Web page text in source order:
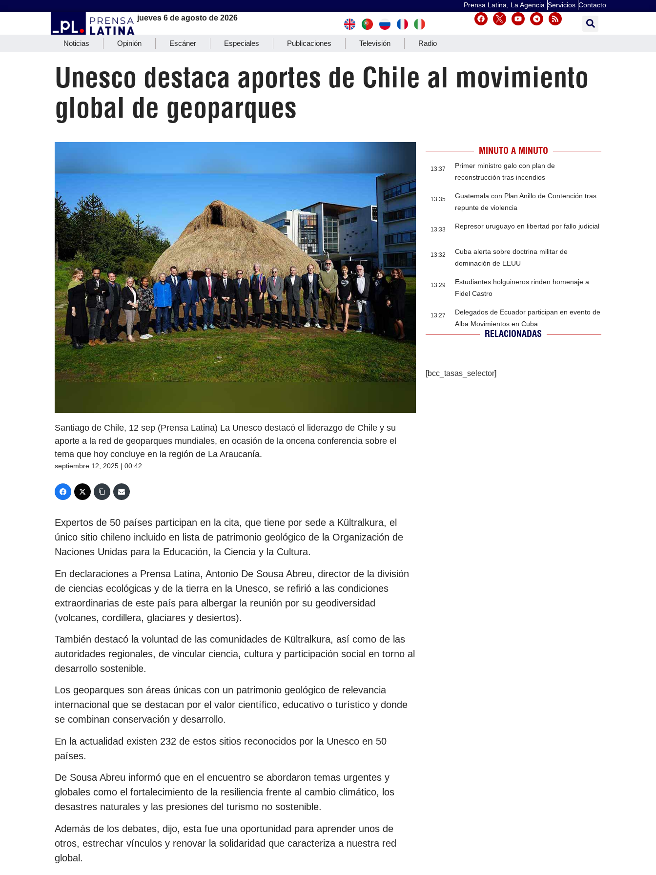
Prensa Latina, La Agencia Servicios Contacto
jueves 6 de agosto de 2026
Noticias Opinión Escáner Especiales Publicaciones Televisión Radio
Unesco destaca aportes de Chile al movimiento
global de geoparques
Santiago de Chile, 12 sep (Prensa Latina) La Unesco destacó el liderazgo de Chile y su
aporte a la red de geoparques mundiales, en ocasión de la oncena conferencia sobre el
tema que hoy concluye en la región de La Araucanía.
septiembre 12, 2025 | 00:42
Expertos de 50 países participan en la cita, que tiene por sede a Kültralkura, el
único sitio chileno incluido en lista de patrimonio geológico de la Organización de
Naciones Unidas para la Educación, la Ciencia y la Cultura.
En declaraciones a Prensa Latina, Antonio De Sousa Abreu, director de la división
de ciencias ecológicas y de la tierra en la Unesco, se refirió a las condiciones
extraordinarias de este país para albergar la reunión por su geodiversidad
(volcanes, cordillera, glaciares y desiertos).
También destacó la voluntad de las comunidades de Kültralkura, así como de las
autoridades regionales, de vincular ciencia, cultura y participación social en torno al
desarrollo sostenible.
Los geoparques son áreas únicas con un patrimonio geológico de relevancia
internacional que se destacan por el valor científico, educativo o turístico y donde
se combinan conservación y desarrollo.
En la actualidad existen 232 de estos sitios reconocidos por la Unesco en 50
países.
De Sousa Abreu informó que en el encuentro se abordaron temas urgentes y
globales como el fortalecimiento de la resiliencia frente al cambio climático, los
desastres naturales y las presiones del turismo no sostenible.
Además de los debates, dijo, esta fue una oportunidad para aprender unos de
otros, estrechar vínculos y renovar la solidaridad que caracteriza a nuestra red
global.
MINUTO A MINUTO
13:37
Primer ministro galo con plan de
reconstrucción tras incendios
13:35
Guatemala con Plan Anillo de Contención tras
repunte de violencia
13:33 Represor uruguayo en libertad por fallo judicial
13:32
Cuba alerta sobre doctrina militar de
dominación de EEUU
13:29
Estudiantes holguineros rinden homenaje a
Fidel Castro
13:27
Delegados de Ecuador participan en evento de
Alba Movimientos en Cuba
RELACIONADAS
[bcc_tasas_selector]